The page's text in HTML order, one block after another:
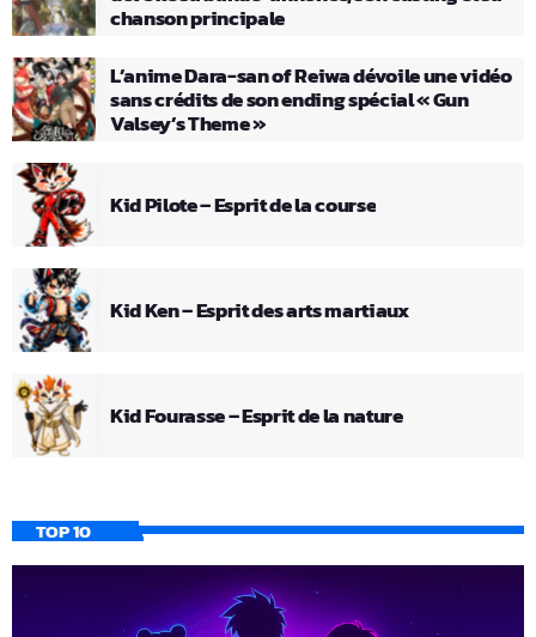
chanson principale
L’anime Dara-san of Reiwa dévoile une vidéo
sans crédits de son ending spécial « Gun
Valsey’s Theme »
Kid Pilote – Esprit de la course
Kid Ken – Esprit des arts martiaux
Kid Fourasse – Esprit de la nature
TOP 10